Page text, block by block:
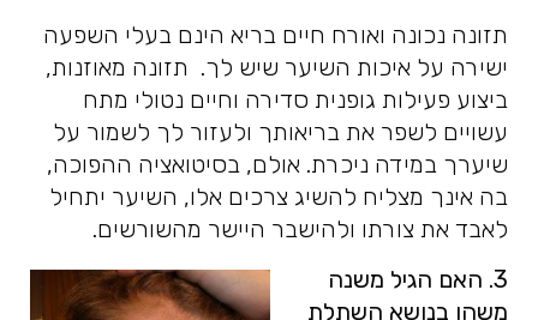
תזונה נכונה ואורח חיים בריא הינם בעלי השפעה
ישירה על איכות השיער שיש לך. תזונה מאוזנות,
ביצוע פעילות גופנית סדירה וחיים נטולי מתח
עשויים לשפר את בריאותך ולעזור לך לשמור על
שיערך במידה ניכרת. אולם, בסיטואציה ההפוכה,
בה אינך מצליח להשיג צרכים אלו, השיער יתחיל
לאבד את צורתו ולהישבר היישר מהשורשים.
3. האם הגיל משנה
משהו בנושא השתלת